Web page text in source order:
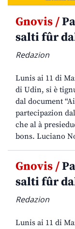
Gnovis /
salti fûr
Redazion
Lunis ai 11 di
di Udin, si è
dal document
partecipazion
che al à
bons. Luciano
Gnovis /
salti fûr
Redazion
Lunis ai 11 di